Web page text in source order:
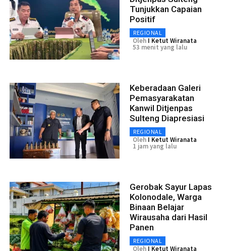
Tunjukkan Capaian
Positif
REGIONAL
Oleh I Ketut Wiranata
53 menit yang lalu
Keberadaan Galeri
Pemasyarakatan
Kanwil Ditjenpas
Sulteng Diapresiasi
REGIONAL
Oleh I Ketut Wiranata
1 jam yang lalu
Gerobak Sayur Lapas
Kolonodale, Warga
Binaan Belajar
Wirausaha dari Hasil
Panen
REGIONAL
Oleh I Ketut Wiranata